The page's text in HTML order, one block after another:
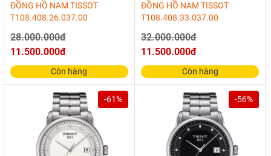
ĐỒNG HỒ NAM TISSOT
T108.408.26.037.00
28.000.000đ
11.500.000đ
Còn hàng
ĐỒNG HỒ NAM TISSOT
T108.408.33.037.00
32.000.000đ
11.500.000đ
Còn hàng
-61% -56%